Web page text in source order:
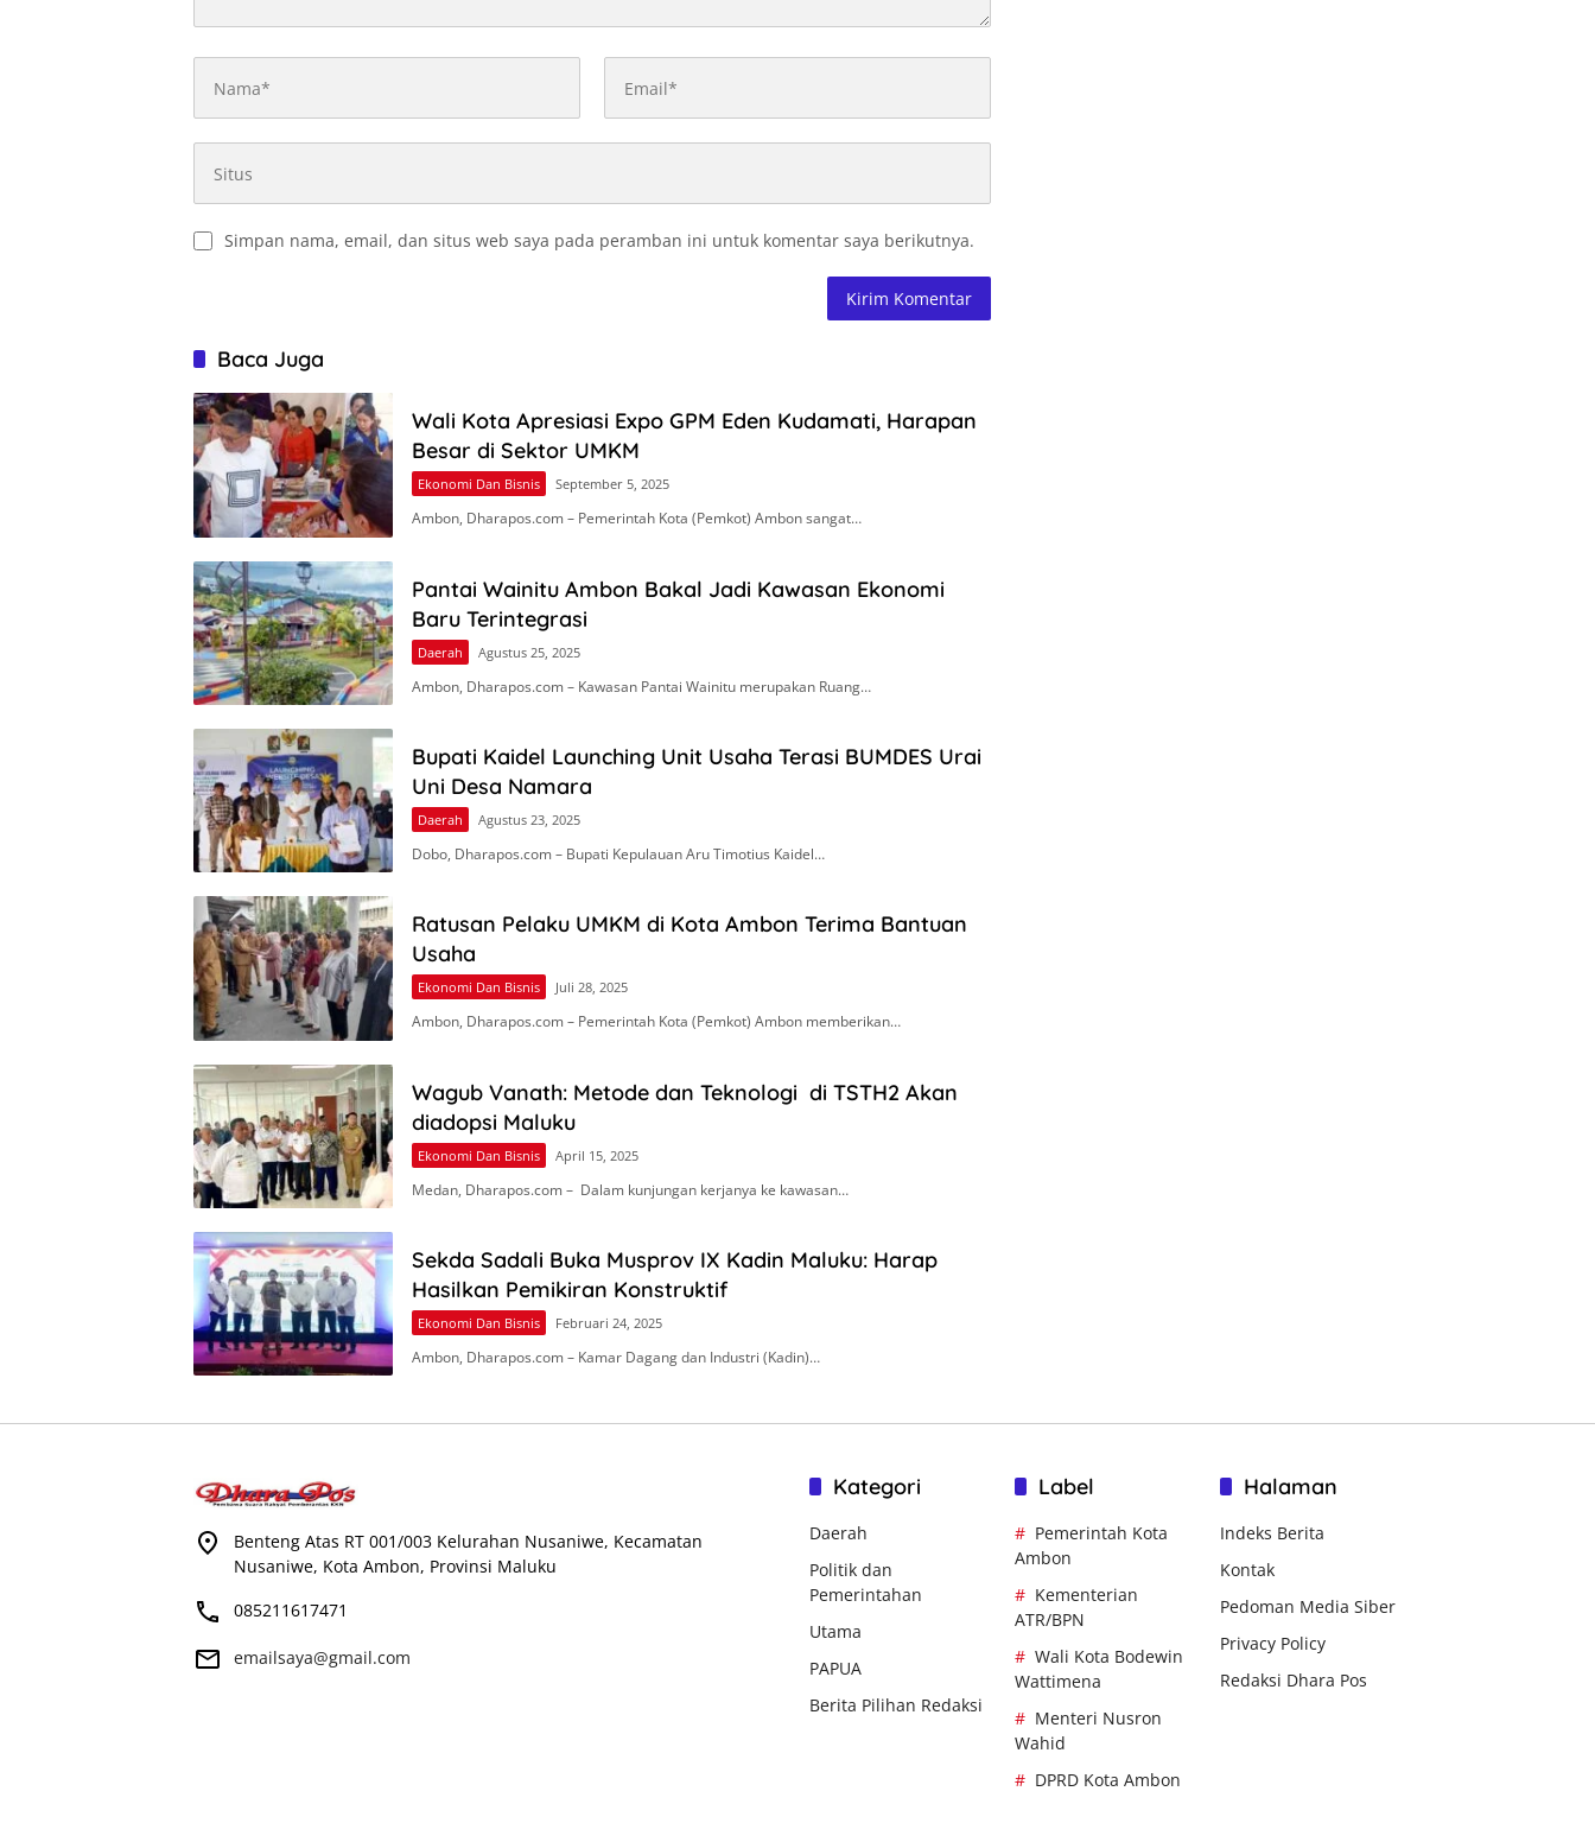
Simpan nama, email, dan situs web saya pada peramban ini untuk komentar saya berikutnya.
Baca Juga
Wali Kota Apresiasi Expo GPM Eden Kudamati, Harapan
Besar di Sektor UMKM
Ekonomi Dan Bisnis September 5, 2025
Ambon, Dharapos.com – Pemerintah Kota (Pemkot) Ambon sangat…
Pantai Wainitu Ambon Bakal Jadi Kawasan Ekonomi
Baru Terintegrasi
Daerah Agustus 25, 2025
Ambon, Dharapos.com – Kawasan Pantai Wainitu merupakan Ruang…
Bupati Kaidel Launching Unit Usaha Terasi BUMDES Urai
Uni Desa Namara
Daerah Agustus 23, 2025
Dobo, Dharapos.com – Bupati Kepulauan Aru Timotius Kaidel…
Ratusan Pelaku UMKM di Kota Ambon Terima Bantuan
Usaha
Ekonomi Dan Bisnis Juli 28, 2025
Ambon, Dharapos.com – Pemerintah Kota (Pemkot) Ambon memberikan…
Wagub Vanath: Metode dan Teknologi di TSTH2 Akan
diadopsi Maluku
Ekonomi Dan Bisnis April 15, 2025
Medan, Dharapos.com – Dalam kunjungan kerjanya ke kawasan…
Sekda Sadali Buka Musprov IX Kadin Maluku: Harap
Hasilkan Pemikiran Konstruktif
Ekonomi Dan Bisnis Februari 24, 2025
Ambon, Dharapos.com – Kamar Dagang dan Industri (Kadin)…
Benteng Atas RT 001/003 Kelurahan Nusaniwe, Kecamatan
Nusaniwe, Kota Ambon, Provinsi Maluku
085211617471
emailsaya@gmail.com
Kategori
Daerah
Politik dan
Pemerintahan
Utama
PAPUA
Berita Pilihan Redaksi
Label
Pemerintah Kota
Ambon
Kementerian
ATR/BPN
Wali Kota Bodewin
Wattimena
Menteri Nusron
Wahid
DPRD Kota Ambon
Halaman
Indeks Berita
Kontak
Pedoman Media Siber
Privacy Policy
Redaksi Dhara Pos